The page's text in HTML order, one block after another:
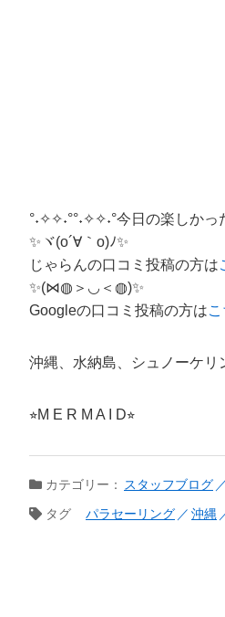
°˖✧✧˖°°˖✧✧˖°今日の楽しか
✨ヾ(o´∀｀o)ﾉ✨
じゃらんの口コミ投稿の方は
✨(⋈◍＞◡＜◍)✨
Googleの口コミ投稿の方は
沖縄、水納島、シュノーケ
⭐︎M E R M A I D⭐︎
カテゴリー： スタッフブログ
タグ
パラセーリング 沖縄